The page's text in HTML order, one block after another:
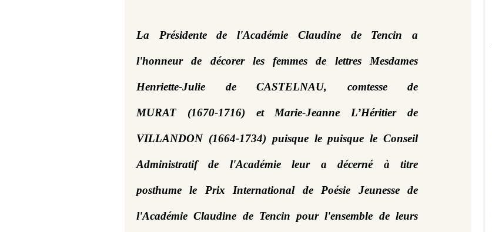
La Présidente de l'Académie Claudine de Tencin a
l'honneur de décorer les femmes de lettresMesdames
Henriette-Julie de CASTELNAU, comtesse de
MURAT (1670-1716) et Marie-Jeanne L’Héritier de
VILLANDON (1664-1734) puisque le puisque le Conseil
Administratif de l'Académie leur a décerné à titre
posthume le Prix International de Poésie Jeunesse de
l'Académie Claudine de Tencin pour l'ensemble de leurs